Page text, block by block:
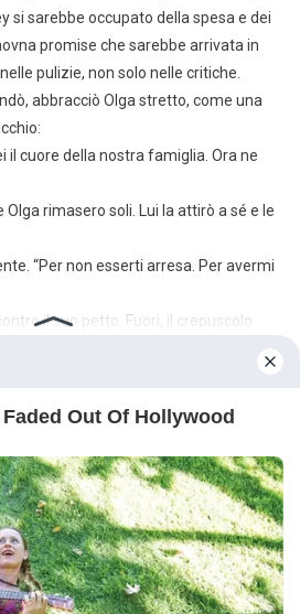
si sarebbe occupato della spesa e dei
promise che sarebbe arrivata in
pulizie, non solo nelle critiche.
abbracciò Olga stretto, come una
il cuore della nostra famiglia. Ora ne
Olga rimasero soli. Lui la attirò a sé e le
“Per non esserti arresa. Per avermi
il suo petto. Fuori, il crepuscolo
era più la stessa Olya che portava
spalle. Era sé stessa — amata,
una piccola cena di famiglia —
alcuna occasione. Tamara Ivanovna
che aveva cucinato lei stessa
apparecchiò la tavola,